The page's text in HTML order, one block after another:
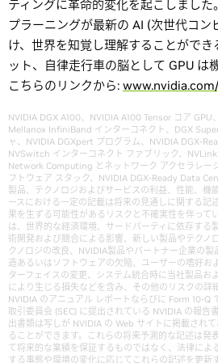
ティングに革命的変化を起こしました
プラーニングが最新の AI (次世代コン
け、世界を知覚し理解することがで
ット、自律走行車の脳として GPU は
こちらのリンクから:
NVIDIA DGX A100、NVIDIA A100 Tensor コア GPU
Mellanox InfiniBand インターコネクト、DGX
ャ、NVIDIA DGXpert プログラム、NVIDIA DGX-
NVSwitch インターコネクト ファブリック、
Network Computing とネットワーク アクセラレー
フトウェア スタック、NVIDIA DGX-Ready Data
製品、テクノロジおよびサービスの利益、性能、機
ースにおける一定の記載は将来の見通しに関する記
果を生ずる可能性があるリスクと不確実性を伴って
は、世界的な経済環境、サードパーティに依存する
術開発および競合による影響、新しい製品やテクノ
クノロジの改良、NVIDIA製品やパートナー企業の
造あるいはソフトウェアの欠陥、ユーザーの嗜好お
ターフェイスの変更、システム統合時に当社製品お
により生じる損失などを含み、その他のリスクの詳
NVIDIA のアニュアル レポートならびに Form 10-Q
取引委員会 (SEC) に提出されている NVIDIA の報告
出書類は写しが NVIDIA の Web サイトに掲載され
ることができます。これらの将来予測的な記述は発
て将来的な業績を保証するものではなく、法律によ
する事態や環境の変化に応じてこれらの記述を更新